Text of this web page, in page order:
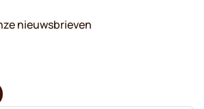
nieuwsbrieven